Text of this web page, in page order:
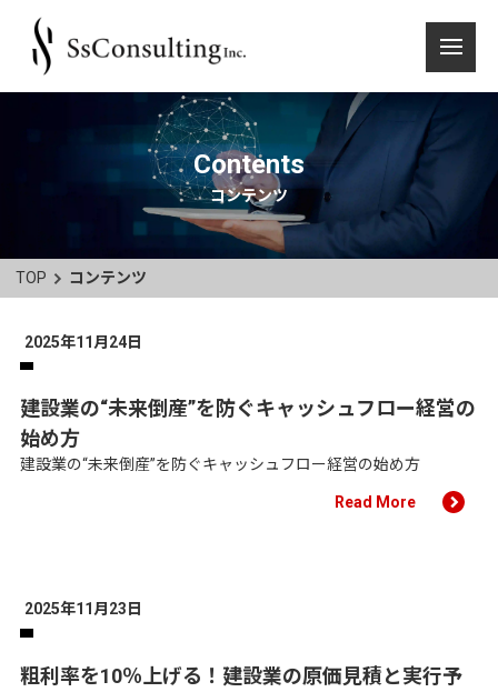
Contents
コンテンツ
TOP コンテンツ
2025年11月24日
建設業の“未来倒産”を防ぐキャッシュフロー経営の
始め方
建設業の“未来倒産”を防ぐキャッシュフロー経営の始め方
Read More
2025年11月23日
粗利率を10％上げる！建設業の原価見積と実行予